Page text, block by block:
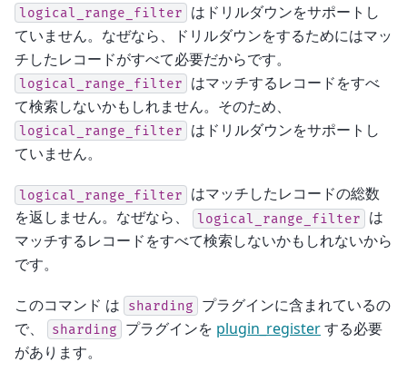
logical_range_filter
はドリルダウンをサポートし
ていません。なぜなら、ドリルダウンをするためにはマッ
チしたレコードがすべて必要だからです。
logical_range_filter
はマッチするレコードをすべ
て検索しないかもしれません。そのため、
logical_range_filter
はドリルダウンをサポートし
ていません。
logical_range_filter
はマッチしたレコードの総数
を返しません。なぜなら、
logical_range_filter
は
マッチするレコードをすべて検索しないかもしれないから
です。
このコマンド は sharding
プラグインに含まれているの
で、
sharding プラグインを plugin_registerする必要
があります。